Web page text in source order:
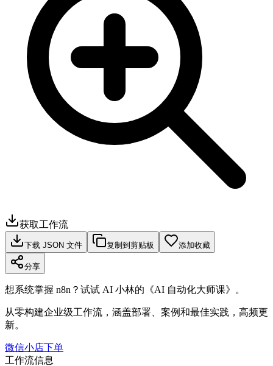
获取工作流
下载 JSON 文件 复制到剪贴板 添加收藏
分享
想系统掌握 n8n？试试 AI 小林的《AI 自动化大师课》。
从零构建企业级工作流，涵盖部署、案例和最佳实践，高频更
新。
微信小店下单
工作流信息